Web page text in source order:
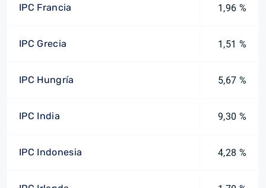
IPC Francia 1,96 %
IPC Grecia 1,51 %
IPC Hungría 5,67 %
IPC India 9,30 %
IPC Indonesia 4,28 %